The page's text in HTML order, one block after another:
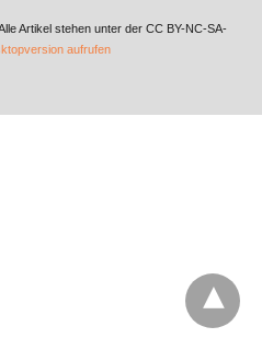
Artikel stehen unter der CC BY-NC-SA-
aufrufen